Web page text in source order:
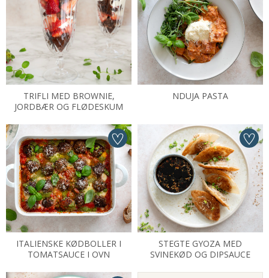
TRIFLI MED BROWNIE,
JORDBÆR OG FLØDESKUM
NDUJA PASTA
ITALIENSKE KØDBOLLER I
TOMATSAUCE I OVN
STEGTE GYOZA MED
SVINEKØD OG DIPSAUCE